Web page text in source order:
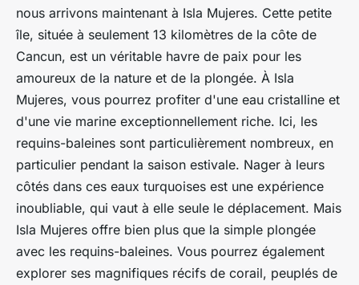
nous arrivons maintenant à Isla Mujeres. Cette petite
île, située à seulement 13 kilomètres de la côte de
Cancun, est un véritable havre de paix pour les
amoureux de la nature et de la plongée. À Isla
Mujeres, vous pourrez profiter d'une eau cristalline et
d'une vie marine exceptionnellement riche. Ici, les
requins-baleines sont particulièrement nombreux, en
particulier pendant la saison estivale. Nager à leurs
côtés dans ces eaux turquoises est une expérience
inoubliable, qui vaut à elle seule le déplacement. Mais
Isla Mujeres offre bien plus que la simple plongée
avec les requins-baleines. Vous pourrez également
explorer ses magnifiques récifs de corail, peuplés de